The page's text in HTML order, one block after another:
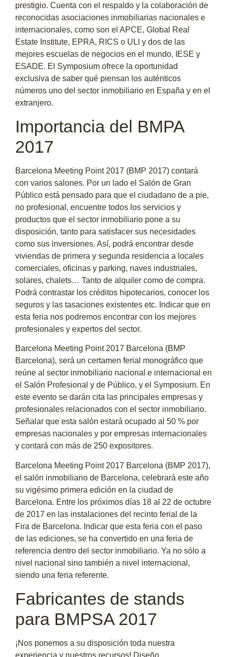
prestigio. Cuenta con el respaldo y la colaboración de
reconocidas asociaciones inmobiliarias nacionales e
internacionales, como son el APCE, Global Real
Estate Institute, EPRA, RICS o ULI y dos de las
mejores escuelas de negocios en el mundo, IESE y
ESADE. El Symposium ofrece la oportunidad
exclusiva de saber qué piensan los auténticos
números uno del sector inmobiliario en España y en el
extranjero.
Importancia del BMPA
2017
Barcelona Meeting Point 2017 (BMP 2017) contará
con varios salones. Por un lado el Salón de Gran
Público está pensado para que el ciudadano de a pie,
no profesional, encuentre todos los servicios y
productos que el sector inmobiliario pone a su
disposición, tanto para satisfacer sus necesidades
como sus inversiones. Así, podrá encontrar desde
viviendas de primera y segunda residencia a locales
comerciales, oficinas y parking, naves industriales,
solares, chalets… Tanto de alquiler como de compra.
Podrá contrastar los créditos hipotecarios, conocer los
seguros y las tasaciones existentes etc. Indicar que en
esta feria nos podremos encontrar con los mejores
profesionales y expertos del sector.
Barcelona Meeting Point 2017 Barcelona (BMP
Barcelona), será un certamen ferial monográfico que
reúne al sector inmobiliario nacional e internacional en
el Salón Profesional y de Público, y el Symposium. En
este evento se darán cita las principales empresas y
profesionales relacionados con el sector inmobiliario.
Señalar que esta salón estará ocupado al 50 % por
empresas nacionales y por empresas internacionales
y contará con más de 250 expositores.
Barcelona Meeting Point 2017 Barcelona (BMP 2017),
el salón inmobiliario de Barcelona, celebrará este año
su vigésimo primera edición en la ciudad de
Barcelona. Entre los próximos días 18 al 22 de octubre
de 2017 en las instalaciones del recinto ferial de la
Fira de Barcelona. Indicar que esta feria con el paso
de las ediciones, se ha convertido en una feria de
referencia dentro del sector inmobiliario. Ya no sólo a
nivel nacional sino también a nivel internacional,
siendo una feria referente.
Fabricantes de stands
para BMPSA 2017
¡Nos ponemos a su disposición toda nuestra